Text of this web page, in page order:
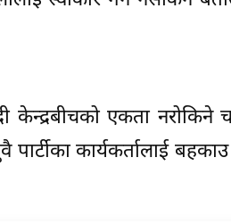
एकता नरोकिने
कार्यकर्तालाई